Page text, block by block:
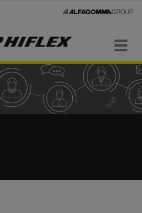
Navigaatio